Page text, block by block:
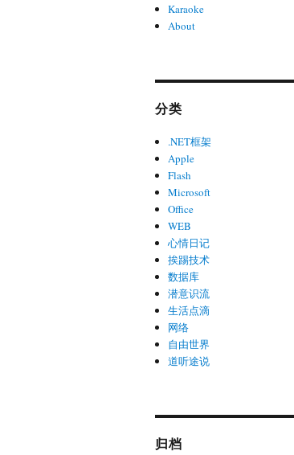
Karaoke
About
分类
.NET框架
Apple
Flash
Microsoft
Office
WEB
心情日记
挨踢技术
数据库
潜意识流
生活点滴
网络
自由世界
道听途说
归档